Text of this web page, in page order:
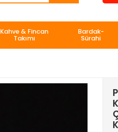
Kahve & Fincan
Takımı
Bardak-
Sürahi